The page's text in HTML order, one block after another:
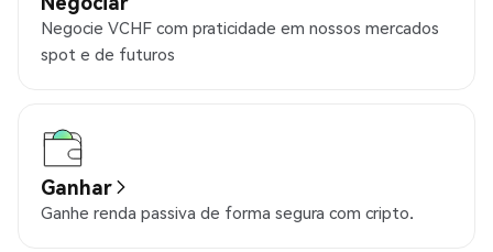
Negocie VCHF com praticidade em nossos mercados
spot e de futuros
Ganhar
Ganhe renda passiva de forma segura com cripto.